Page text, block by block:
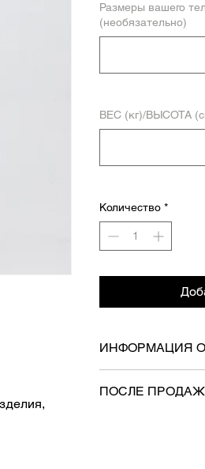
Размеры вашего
(необязательно)
ВЕС (кг)/ВЫСОТА
Количество *
ИНФОРМАЦИЯ
- Бесплатная
ПОСЛЕ